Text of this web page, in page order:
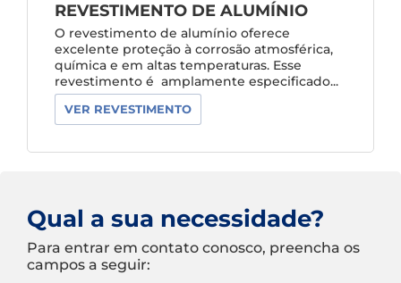
REVESTIMENTO DE ALUMÍNIO
O revestimento de alumínio oferece
excelente proteção à corrosão atmosférica,
química e em altas temperaturas. Esse
revestimento é amplamente especificado...
VER REVESTIMENTO
Qual a sua necessidade?
Para entrar em contato conosco, preencha os
campos a seguir: